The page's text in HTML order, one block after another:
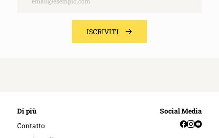
ISCRIVITI
Di più
Contatto
Social Media
Facebook